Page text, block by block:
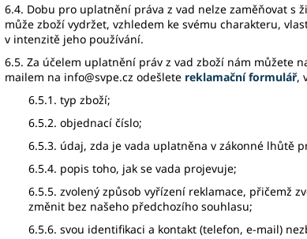
6.4. Dobu pro uplatnění práva z vad nelze zaměňovat
může zboží vydržet, vzhledem ke svému charakteru,
v intenzitě jeho používání.
6.5. Za účelem uplatnění práv z vad zboží nám můžete
mailem na info@svpe.cz odešlete reklamační formulář,
6.5.1. typ zboží;
6.5.2. objednací číslo;
6.5.3. údaj, zda je vada uplatněna v zákonné lhůtě
6.5.4. popis toho, jak se vada projevuje;
6.5.5. zvolený způsob vyřízení reklamace, přičemž
změnit bez našeho předchozího souhlasu;
6.5.6. svou identifikaci a kontakt (telefon, e-mail)